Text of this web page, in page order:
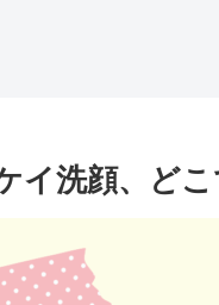
イ洗顔、ど